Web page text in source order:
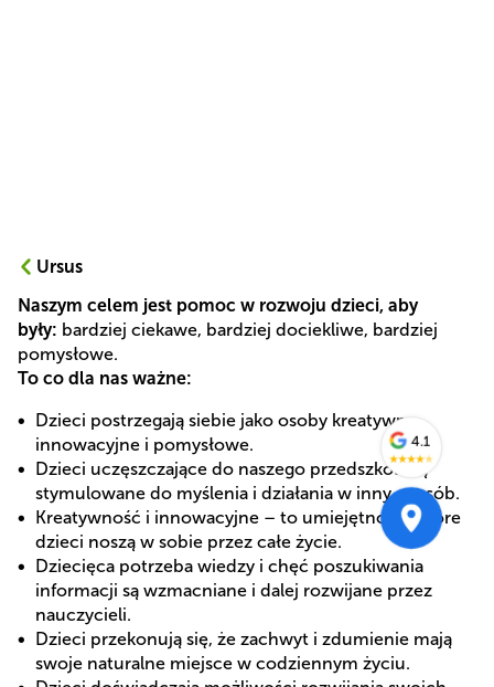
Ursus
Naszym celem jest pomoc w rozwoju dzieci, aby
były: bardziej ciekawe, bardziej dociekliwe, bardziej
pomysłowe.
To co dla nas ważne:
Dzieci postrzegają siebie jako osoby kreatywne,
innowacyjne i pomysłowe.
Dzieci uczęszczające do naszego przedszkola są
stymulowane do myślenia i działania w inny sposób.
Kreatywność i innowacyjne – to umiejętności, które
dzieci noszą w sobie przez całe życie.
Dziecięca potrzeba wiedzy i chęć poszukiwania
informacji są wzmacniane i dalej rozwijane przez
nauczycieli.
Dzieci przekonują się, że zachwyt i zdumienie mają
swoje naturalne miejsce w codziennym życiu.
4.1
★★★★★